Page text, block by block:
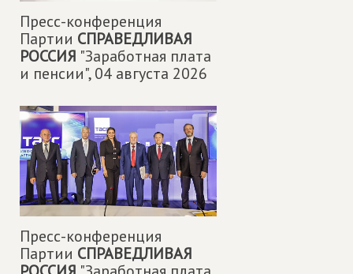
Пресс-конференция
Партии СПРАВЕДЛИВАЯ
РОССИЯ "Заработная плата
и пенсии",04 августа 2026
Пресс-конференция
Партии СПРАВЕДЛИВАЯ